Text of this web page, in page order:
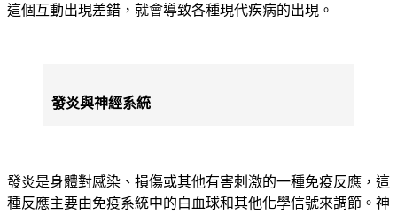
這個互動出現差錯，就會導致各種現代疾病的出現。
發炎與神經系統
發炎是身體對感染、損傷或其他有害刺激的一種免疫反應，這
種反應主要由免疫系統中的白血球和其他化學信號來調節。神